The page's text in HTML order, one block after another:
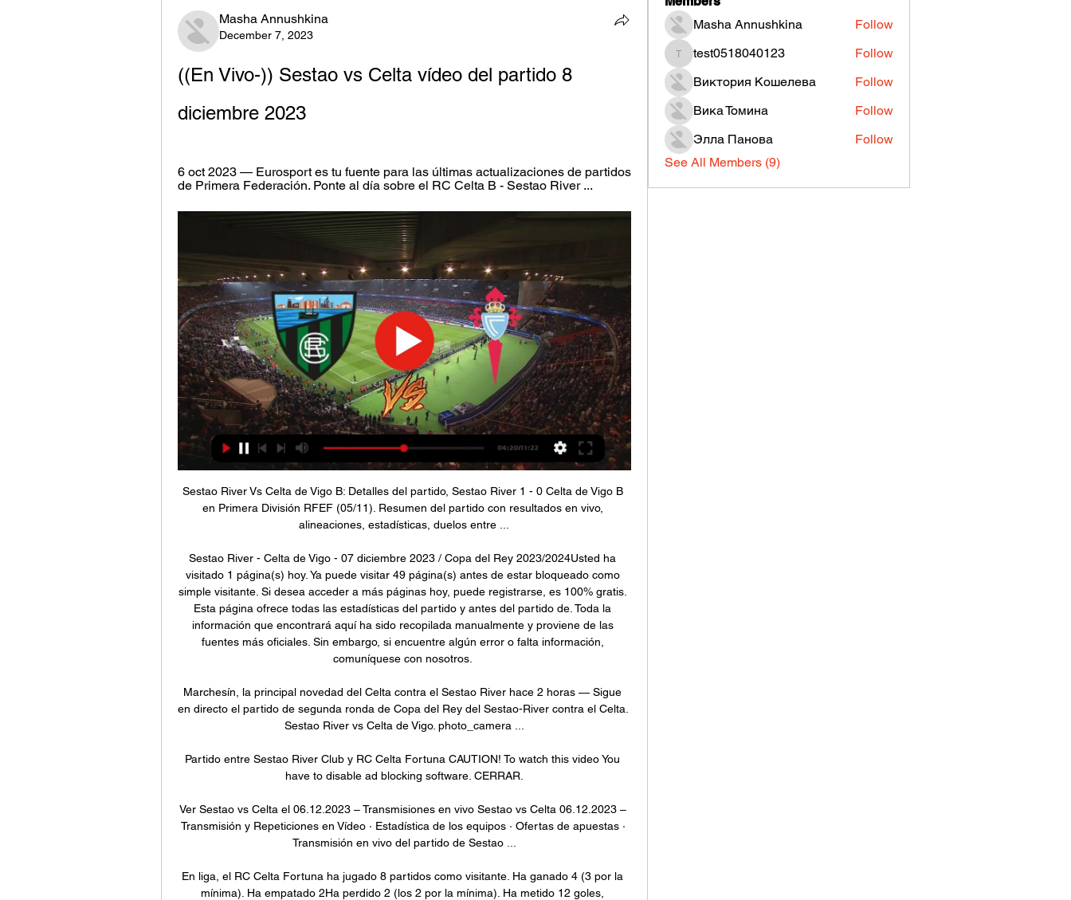
Masha Annushkina
December 7, 2023
((En Vivo-)) Sestao vs Celta vídeo del partido 8
diciembre 2023
6 oct 2023 — Eurosport es tu fuente para las últimas actualizaciones de partidos
de Primera Federación. Ponte al día sobre el RC Celta B - Sestao River ...
Sestao River Vs Celta de Vigo B: Detalles del partido, Sestao River 1 - 0 Celta de Vigo B
en Primera División RFEF (05/11). Resumen del partido con resultados en vivo,
alineaciones, estadísticas, duelos entre ...
Sestao River - Celta de Vigo - 07 diciembre 2023 / Copa del Rey 2023/2024Usted ha
visitado 1 página(s) hoy. Ya puede visitar 49 página(s) antes de estar bloqueado como
simple visitante. Si desea acceder a más páginas hoy, puede registrarse, es 100% gratis.
Esta página ofrece todas las estadísticas del partido y antes del partido de. Toda la
información que encontrará aquí ha sido recopilada manualmente y proviene de las
fuentes más oficiales. Sin embargo, si encuentre algún error o falta información,
comuníquese con nosotros.
Marchesín, la principal novedad del Celta contra el Sestao River hace 2 horas — Sigue
en directo el partido de segunda ronda de Copa del Rey del Sestao-River contra el Celta.
Sestao River vs Celta de Vigo. photo_camera ...
Partido entre Sestao River Club y RC Celta Fortuna CAUTION! To watch this video You
have to disable ad blocking software. CERRAR.
Ver Sestao vs Celta el 06.12.2023 – Transmisiones en vivo Sestao vs Celta 06.12.2023 –
Transmisión y Repeticiones en Vídeo · Estadística de los equipos · Ofertas de apuestas ·
Transmisión en vivo del partido de Sestao ...
En liga, el RC Celta Fortuna ha jugado 8 partidos como visitante. Ha ganado 4 (3 por la
mínima). Ha empatado 2Ha perdido 2 (los 2 por la mínima). Ha metido 12 goles,
Masha Annushkina
Follow
test0518040123
test0518040123
Follow
Виктория Кошелева
Follow
Вика Томина
Follow
Элла Панова
Follow
See All Members (9)